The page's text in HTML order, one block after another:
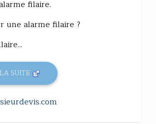
filaire.
une alarme filaire ?
SUITE